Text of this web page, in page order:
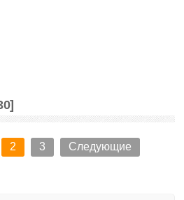
2 3 Следующие